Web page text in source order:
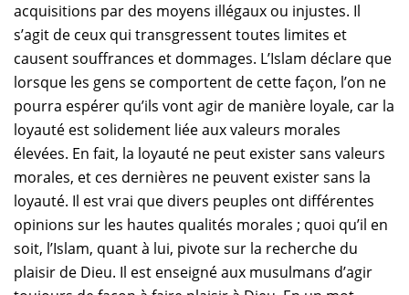
acquisitions par des moyens illégaux ou injustes. Il
s’agit de ceux qui transgressent toutes limites et
causent souffrances et dommages. L’Islam déclare que
lorsque les gens se comportent de cette façon, l’on ne
pourra espérer qu’ils vont agir de manière loyale, car la
loyauté est solidement liée aux valeurs morales
élevées. En fait, la loyauté ne peut exister sans valeurs
morales, et ces dernières ne peuvent exister sans la
loyauté. Il est vrai que divers peuples ont différentes
opinions sur les hautes qualités morales ; quoi qu’il en
soit, l’Islam, quant à lui, pivote sur la recherche du
plaisir de Dieu. Il est enseigné aux musulmans d’agir